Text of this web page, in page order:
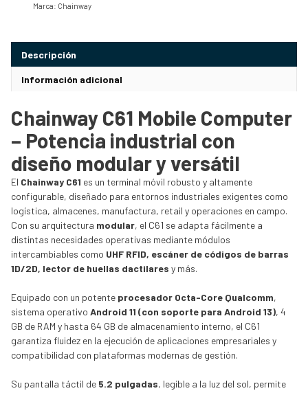
Marca: Chainway
Descripción
Información adicional
Chainway C61 Mobile Computer
– Potencia industrial con
diseño modular y versátil
El Chainway C61 es un terminal móvil robusto y altamente
configurable, diseñado para entornos industriales exigentes como
logística, almacenes, manufactura, retail y operaciones en campo.
Con su arquitectura modular, el C61 se adapta fácilmente a
distintas necesidades operativas mediante módulos
intercambiables como UHF RFID, escáner de códigos de barras
1D/2D, lector de huellas dactilares y más.
Equipado con un potente procesador Octa-Core Qualcomm,
sistema operativo Android 11 (con soporte para Android 13), 4
GB de RAM y hasta 64 GB de almacenamiento interno, el C61
garantiza fluidez en la ejecución de aplicaciones empresariales y
compatibilidad con plataformas modernas de gestión.
Su pantalla táctil de 5.2 pulgadas, legible a la luz del sol, permite